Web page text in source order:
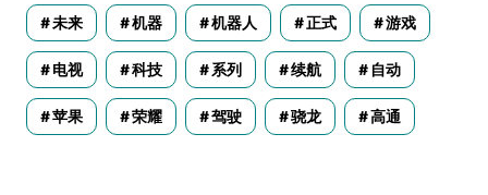
未来 机器 机器人 正式 游戏
电视 科技 系列 续航 自动
苹果 荣耀 驾驶 骁龙 高通